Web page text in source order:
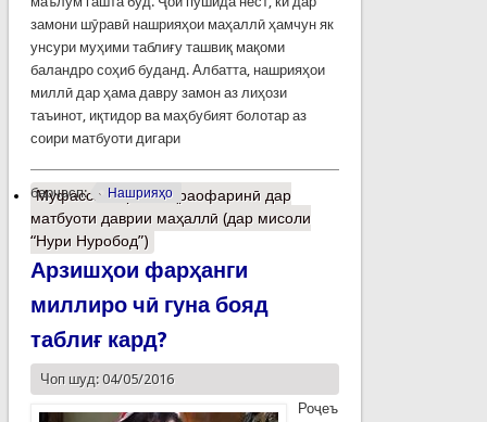
замони шӯравӣ нашрияҳои маҳаллӣ ҳамчун як
унсури муҳими таблиғу ташвиқ мақоми
баландро соҳиб буданд. Албатта, нашрияҳои
миллӣ дар ҳама давру замон аз лиҳози
таъинот, иқтидор ва маҳбубият болотар аз
соири матбуоти дигари
барчасп: Нашрияҳо
Муфассалтаро Чеҳраофаринӣ дар
матбуоти даврии маҳаллӣ (дар мисоли
“Нури Нуробод”)
Арзишҳои фарҳанги
миллиро чӣ гуна бояд
таблиғ кард?
Чоп шуд: 04/05/2016
Роҷеъ